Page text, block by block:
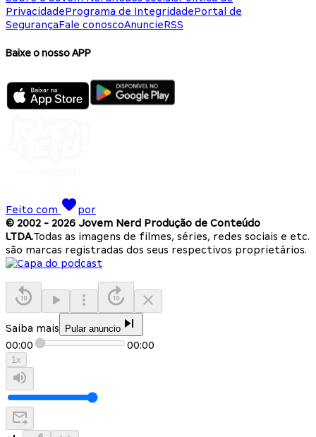
PrivacidadePrograma de IntegridadePortal de
SegurançaFale conoscoAnuncieRSS
Baixe o nosso APP
Feito com
por
© 2002 - 2026 Jovem Nerd Produção de Conteúdo
LTDA.Todas as imagens de filmes, séries, redes sociais e etc.
são marcas registradas dos seus respectivos proprietários.
Saiba mais Pular anuncio
00:00 00:00
1x